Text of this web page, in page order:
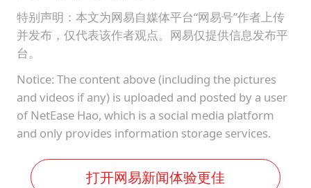
特别声明：本文为网易自媒体平台“网易号”作者上传
并发布，仅代表该作者观点。网易仅提供信息发布平
台。
Notice: The content above (including the pictures
and videos if any) is uploaded and posted by a user
of NetEase Hao, which is a social media platform
and only provides information storage services.
打开网易新闻体验更佳